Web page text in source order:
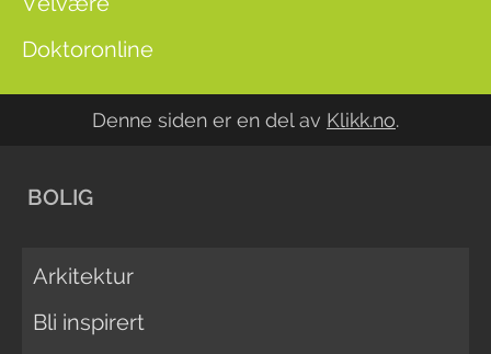
Doktoronline
Denne siden er en del av Klikk.no.
BOLIG
Arkitektur
Bli inspirert